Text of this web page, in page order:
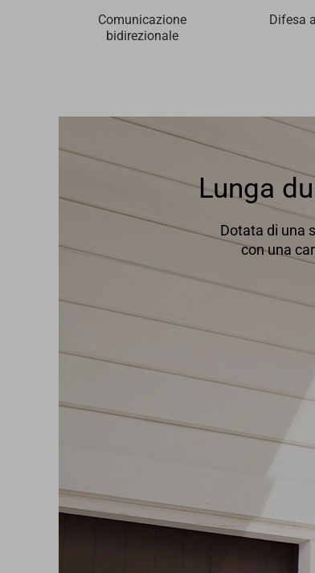
Comunicazione
bidirezionale
Difesa
Lunga
Dotata di una
con una